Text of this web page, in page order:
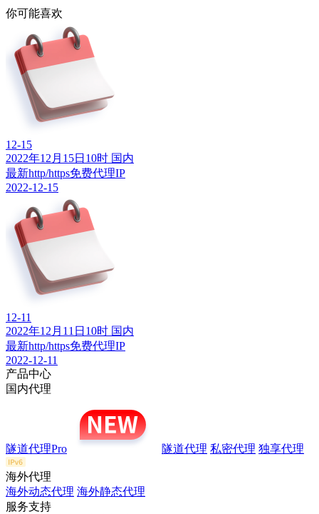
你可能喜欢
12-15
2022年12月15日10时 国内
最新http/https免费代理IP
2022-12-15
12-11
2022年12月11日10时 国内
最新http/https免费代理IP
2022-12-11
产品中心
国内代理
隧道代理Pro 隧道代理 私密代理 独享代理
海外代理
海外动态代理 海外静态代理
服务支持